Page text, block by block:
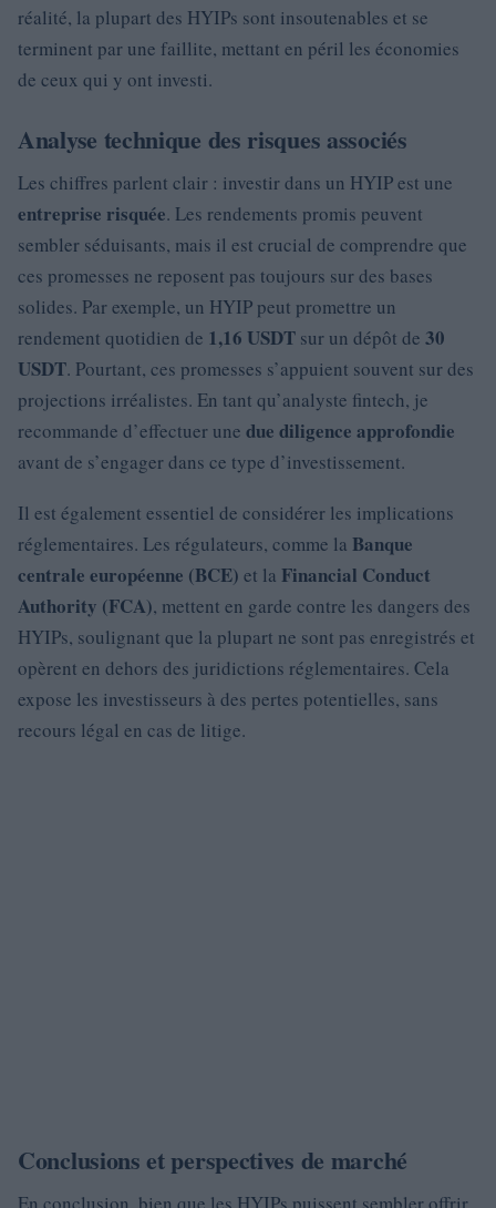
réalité, la plupart des HYIPs sont insoutenables et se
terminent par une faillite, mettant en péril les économies
de ceux qui y ont investi.
Analyse technique des risques associés
Les chiffres parlent clair : investir dans un HYIP est une
entreprise risquée. Les rendements promis peuvent
sembler séduisants, mais il est crucial de comprendre que
ces promesses ne reposent pas toujours sur des bases
solides. Par exemple, un HYIP peut promettre un
rendement quotidien de 1,16 USDT sur un dépôt de 30
USDT. Pourtant, ces promesses s’appuient souvent sur des
projections irréalistes. En tant qu’analyste fintech, je
recommande d’effectuer une due diligence approfondie
avant de s’engager dans ce type d’investissement.
Il est également essentiel de considérer les implications
réglementaires. Les régulateurs, comme la Banque
centrale européenne (BCE) et la Financial Conduct
Authority (FCA), mettent en garde contre les dangers des
HYIPs, soulignant que la plupart ne sont pas enregistrés et
opèrent en dehors des juridictions réglementaires. Cela
expose les investisseurs à des pertes potentielles, sans
recours légal en cas de litige.
Conclusions et perspectives de marché